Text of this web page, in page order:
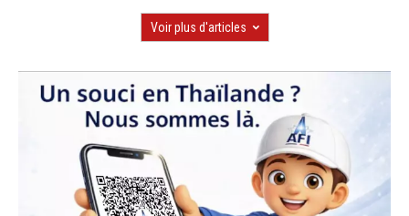
Voir plus d'articles